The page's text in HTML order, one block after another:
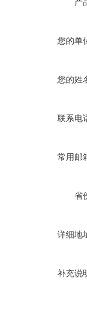
产
您的单
您的姓
联系电
常用邮
省
详细地
补充说